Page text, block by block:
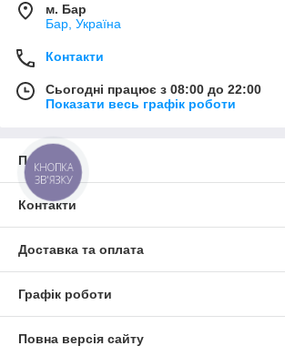
м. Бар
Бар, Україна
Контакти
Сьогодні працює з 08:00 до 22:00
Показати весь графік роботи
Про нас
Контакти
Доставка та оплата
Графік роботи
Повна версія сайту
КНОПКА
ЗВ'ЯЗКУ